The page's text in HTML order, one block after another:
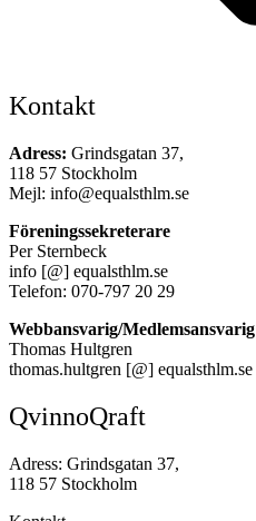
Kontakt
Adress: Grindsgatan 37,
118 57 Stockholm
Mejl: info@equalsthlm.se
Föreningssekreterare
Per Sternbeck
info [@] equalsthlm.se
Telefon: 070-797 20 29
Webbansvarig/Medlemsansvarig
Thomas Hultgren
thomas.hultgren [@] equalsthlm.se
QvinnoQraft
Adress: Grindsgatan 37,
118 57 Stockholm